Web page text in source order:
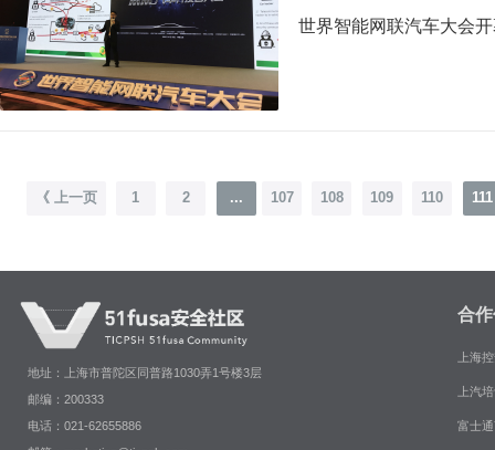
世界智能网联汽车大会
《 上一页 1 2 ... 107 108 109 110 111
地址：上海市普陀区同普路1030弄1号楼3层
邮编：200333
电话：021-62655886
合
上海
上汽
富士